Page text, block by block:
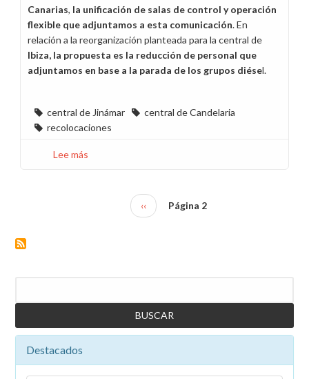
Canarias, la unificación de salas de control y operación
flexible que adjuntamos a esta comunicación. En
relación a la reorganización planteada para la central de
Ibiza, la propuesta es la reducción de personal que
adjuntamos en base a la parada de los grupos diésel.
central de Jinámar
central de Candelaria
recolocaciones
Lee más
de
(Gran
Candelaria
Página
anterior
‹‹ Página 2
Destacados